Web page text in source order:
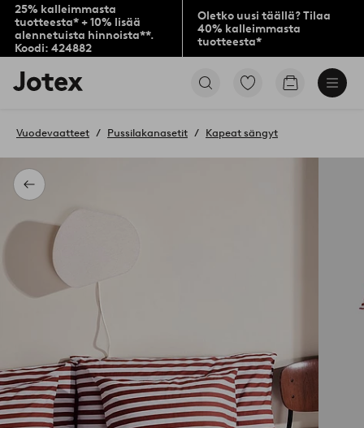
25% kalleimmasta
tuotteesta* + 10% lisää
alennetuista hinnoista**.
Koodi: 424882
Oletko uusi täällä? Tilaa
40% kalleimmasta
tuotteesta*
Jotex-
logo
aloitussivulle
Siirry
Siirry
Takaisin
Vuodevaatteet Pussilakanasetit Kapeat sängyt